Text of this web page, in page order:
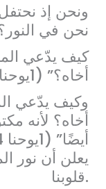
ونحن إذ
نحن في
كيف يدّعي
أخاه؟” (1يوحنا 9:2)
وكيف يدّعي
أخاه؟ لأنه
يعلن أن نور
قلوبنا.